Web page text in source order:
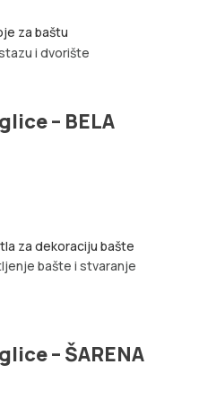
– BELA
– ŠARENA